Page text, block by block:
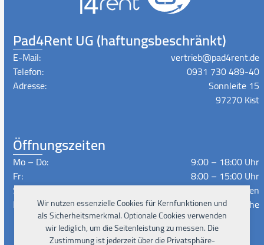
Wir nutzen essenzielle Cookies für Kernfunktionen und
als Sicherheitsmerkmal. Optionale Cookies verwenden
wir lediglich, um die Seitenleistung zu messen. Die
Zustimmung ist jederzeit über die Privatsphäre-
Pad4Rent UG (haftungsbeschränkt)
E-Mail:
vertrieb@pad4rent.de
Telefon:
0931 730 489-40
Adresse:
Sonnleite 15
97270 Kist
Öffnungszeiten
Mo – Do:
9:00 – 18:00 Uhr
Fr:
8:00 – 15:00 Uhr
Sa – So:
Geschlossen
Lieferzeiten:
Nach Absprache